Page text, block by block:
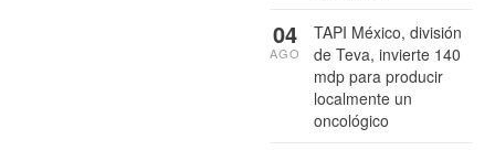
TAPI México, división
de Teva, invierte 140
mdp para producir
localmente un
oncológico
04
AGO